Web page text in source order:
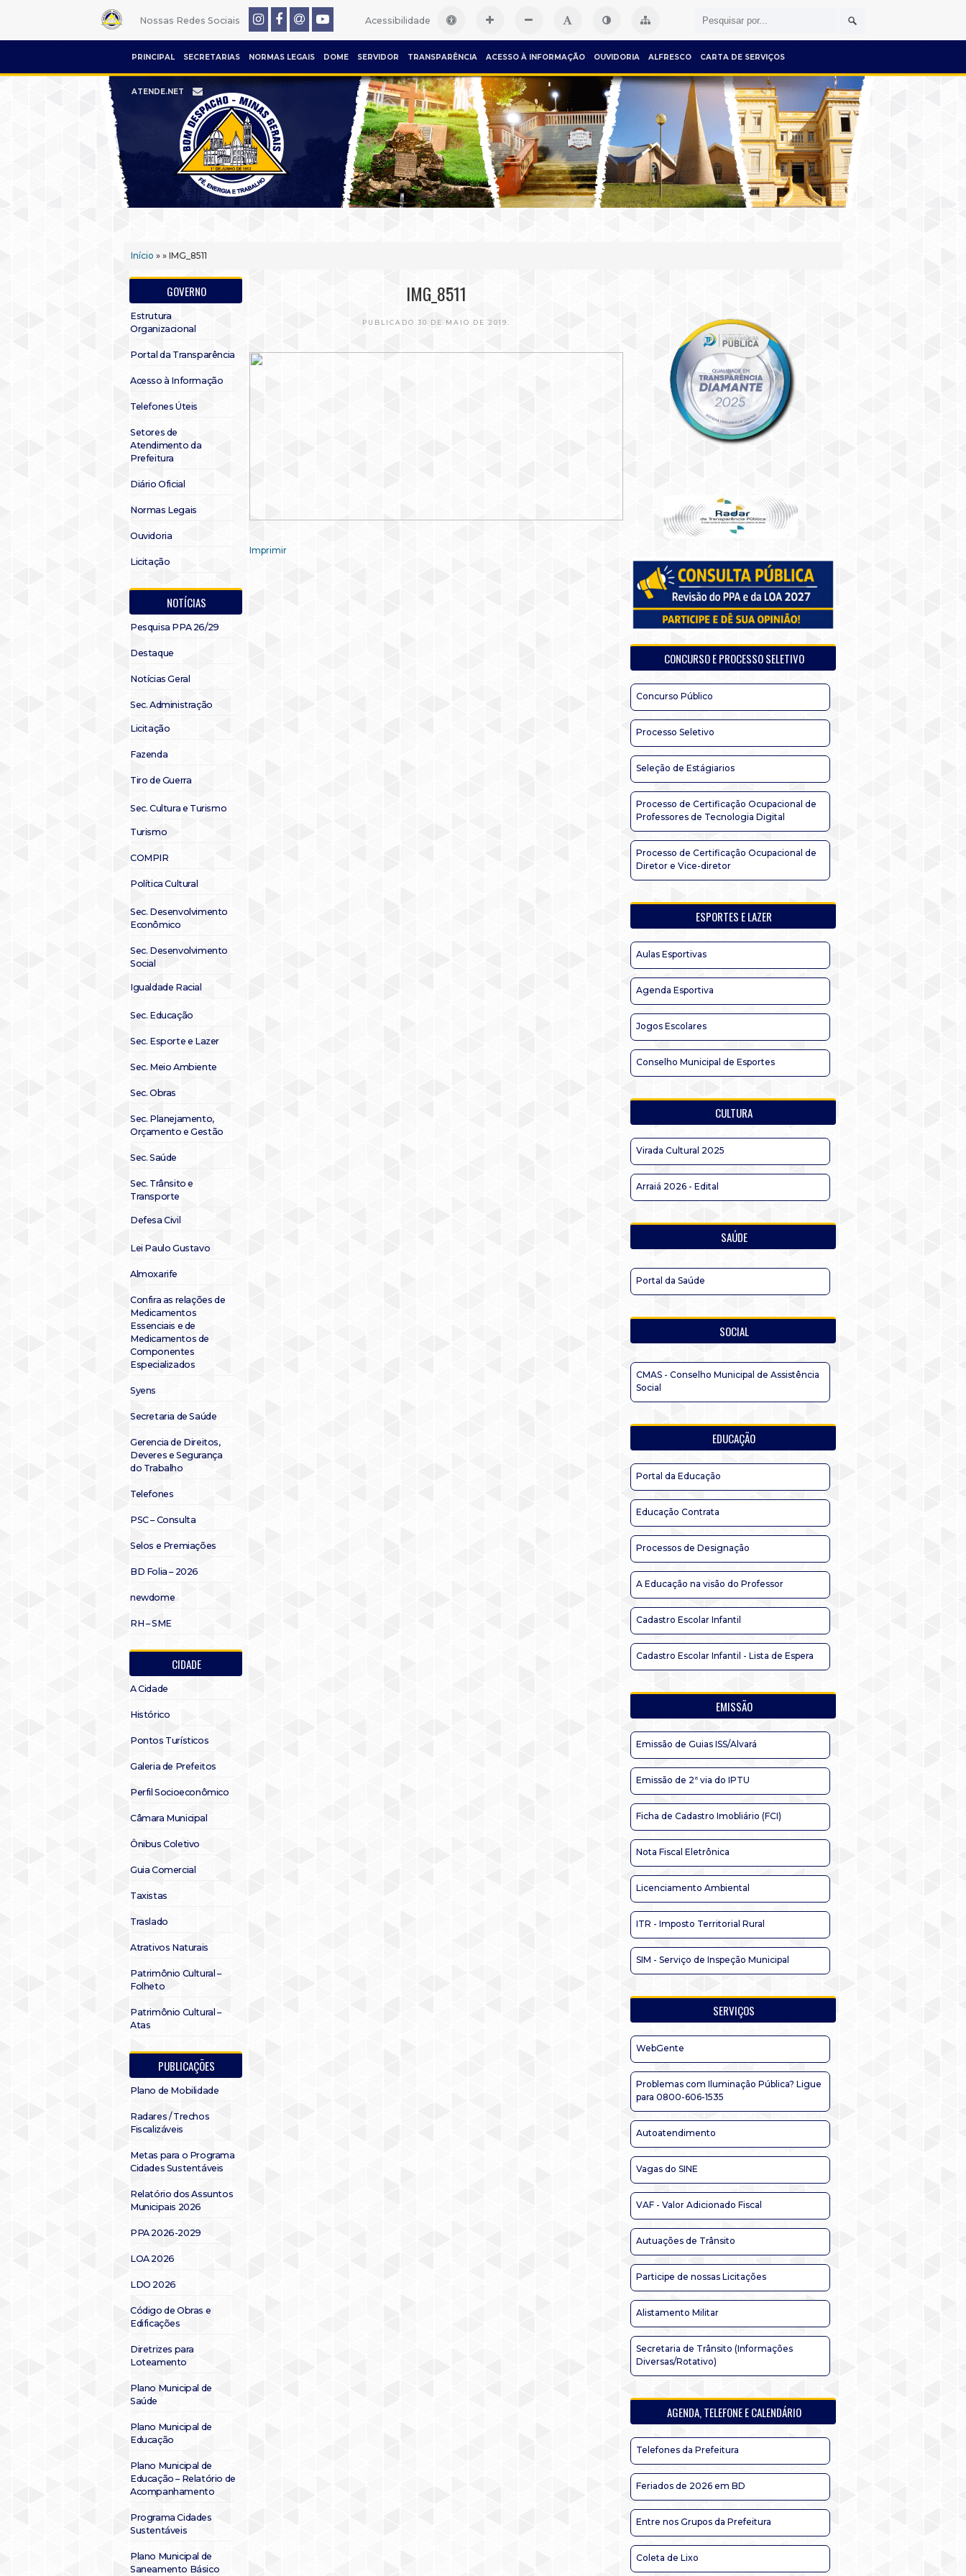
Nossas Redes Sociais Acessibilidade
PRINCIPAL SECRETARIAS NORMAS LEGAIS DOME SERVIDOR TRANSPARÊNCIA ACESSO À INFORMAÇÃO OUVIDORIA ALFRESCO CARTA DE SERVIÇOS
ATENDE.NET
Início » » IMG_8511
GOVERNO
Estrutura
Organizacional
Portal da Transparência
Acesso à Informação
Telefones Úteis
Setores de
Atendimento da
Prefeitura
Diário Oficial
Normas Legais
Ouvidoria
Licitação
NOTÍCIAS
Pesquisa PPA 26/29
Destaque
Notícias Geral
Sec. Administração
Licitação
Fazenda
Tiro de Guerra
Sec. Cultura e Turismo
Turismo
COMPIR
Política Cultural
Sec. Desenvolvimento
Econômico
Sec. Desenvolvimento
Social
Igualdade Racial
Sec. Educação
Sec. Esporte e Lazer
Sec. Meio Ambiente
Sec. Obras
Sec. Planejamento,
Orçamento e Gestão
Sec. Saúde
Sec. Trânsito e
Transporte
Defesa Civil
Lei Paulo Gustavo
Almoxarife
Confira as relações de
Medicamentos
Essenciais e de
Medicamentos de
Componentes
Especializados
Syens
Secretaria de Saúde
Gerencia de Direitos,
Deveres e Segurança
do Trabalho
Telefones
PSC – Consulta
Selos e Premiações
BD Folia – 2026
newdome
RH – SME
CIDADE
A Cidade
Histórico
Pontos Turísticos
Galeria de Prefeitos
Perfil Socioeconômico
Câmara Municipal
Ônibus Coletivo
Guia Comercial
Taxistas
Traslado
Atrativos Naturais
Patrimônio Cultural –
Folheto
Patrimônio Cultural –
Atas
PUBLICAÇÕES
Plano de Mobilidade
Radares / Trechos
Fiscalizáveis
Metas para o Programa
Cidades Sustentáveis
Relatório dos Assuntos
Municipais 2026
PPA 2026-2029
LOA 2026
LDO 2026
Código de Obras e
Edificações
Diretrizes para
Loteamento
Plano Municipal de
Saúde
Plano Municipal de
Educação
Plano Municipal de
Educação – Relatório de
Acompanhamento
Programa Cidades
Sustentáveis
Plano Municipal de
Saneamento Básico
IMG_8511
PUBLICADO 30 DE MAIO DE 2019.
Imprimir
CONCURSO E PROCESSO SELETIVO
Concurso Público
Processo Seletivo
Seleção de Estágiarios
Processo de Certificação Ocupacional de
Professores de Tecnologia Digital
Processo de Certificação Ocupacional de
Diretor e Vice-diretor
ESPORTES E LAZER
Aulas Esportivas
Agenda Esportiva
Jogos Escolares
Conselho Municipal de Esportes
CULTURA
Virada Cultural 2025
Arraiá 2026 - Edital
SAÚDE
Portal da Saúde
SOCIAL
CMAS - Conselho Municipal de Assistência
Social
EDUCAÇÃO
Portal da Educação
Educação Contrata
Processos de Designação
A Educação na visão do Professor
Cadastro Escolar Infantil
Cadastro Escolar Infantil - Lista de Espera
EMISSÃO
Emissão de Guias ISS/Alvará
Emissão de 2ª via do IPTU
Ficha de Cadastro Imobliário (FCI)
Nota Fiscal Eletrônica
Licenciamento Ambiental
ITR - Imposto Territorial Rural
SIM - Serviço de Inspeção Municipal
SERVIÇOS
WebGente
Problemas com Iluminação Pública? Ligue
para 0800-606-1535
Autoatendimento
Vagas do SINE
VAF - Valor Adicionado Fiscal
Autuações de Trânsito
Participe de nossas Licitações
Alistamento Militar
Secretaria de Trânsito (Informações
Diversas/Rotativo)
AGENDA, TELEFONE E CALENDÁRIO
Telefones da Prefeitura
Feriados de 2026 em BD
Entre nos Grupos da Prefeitura
Coleta de Lixo